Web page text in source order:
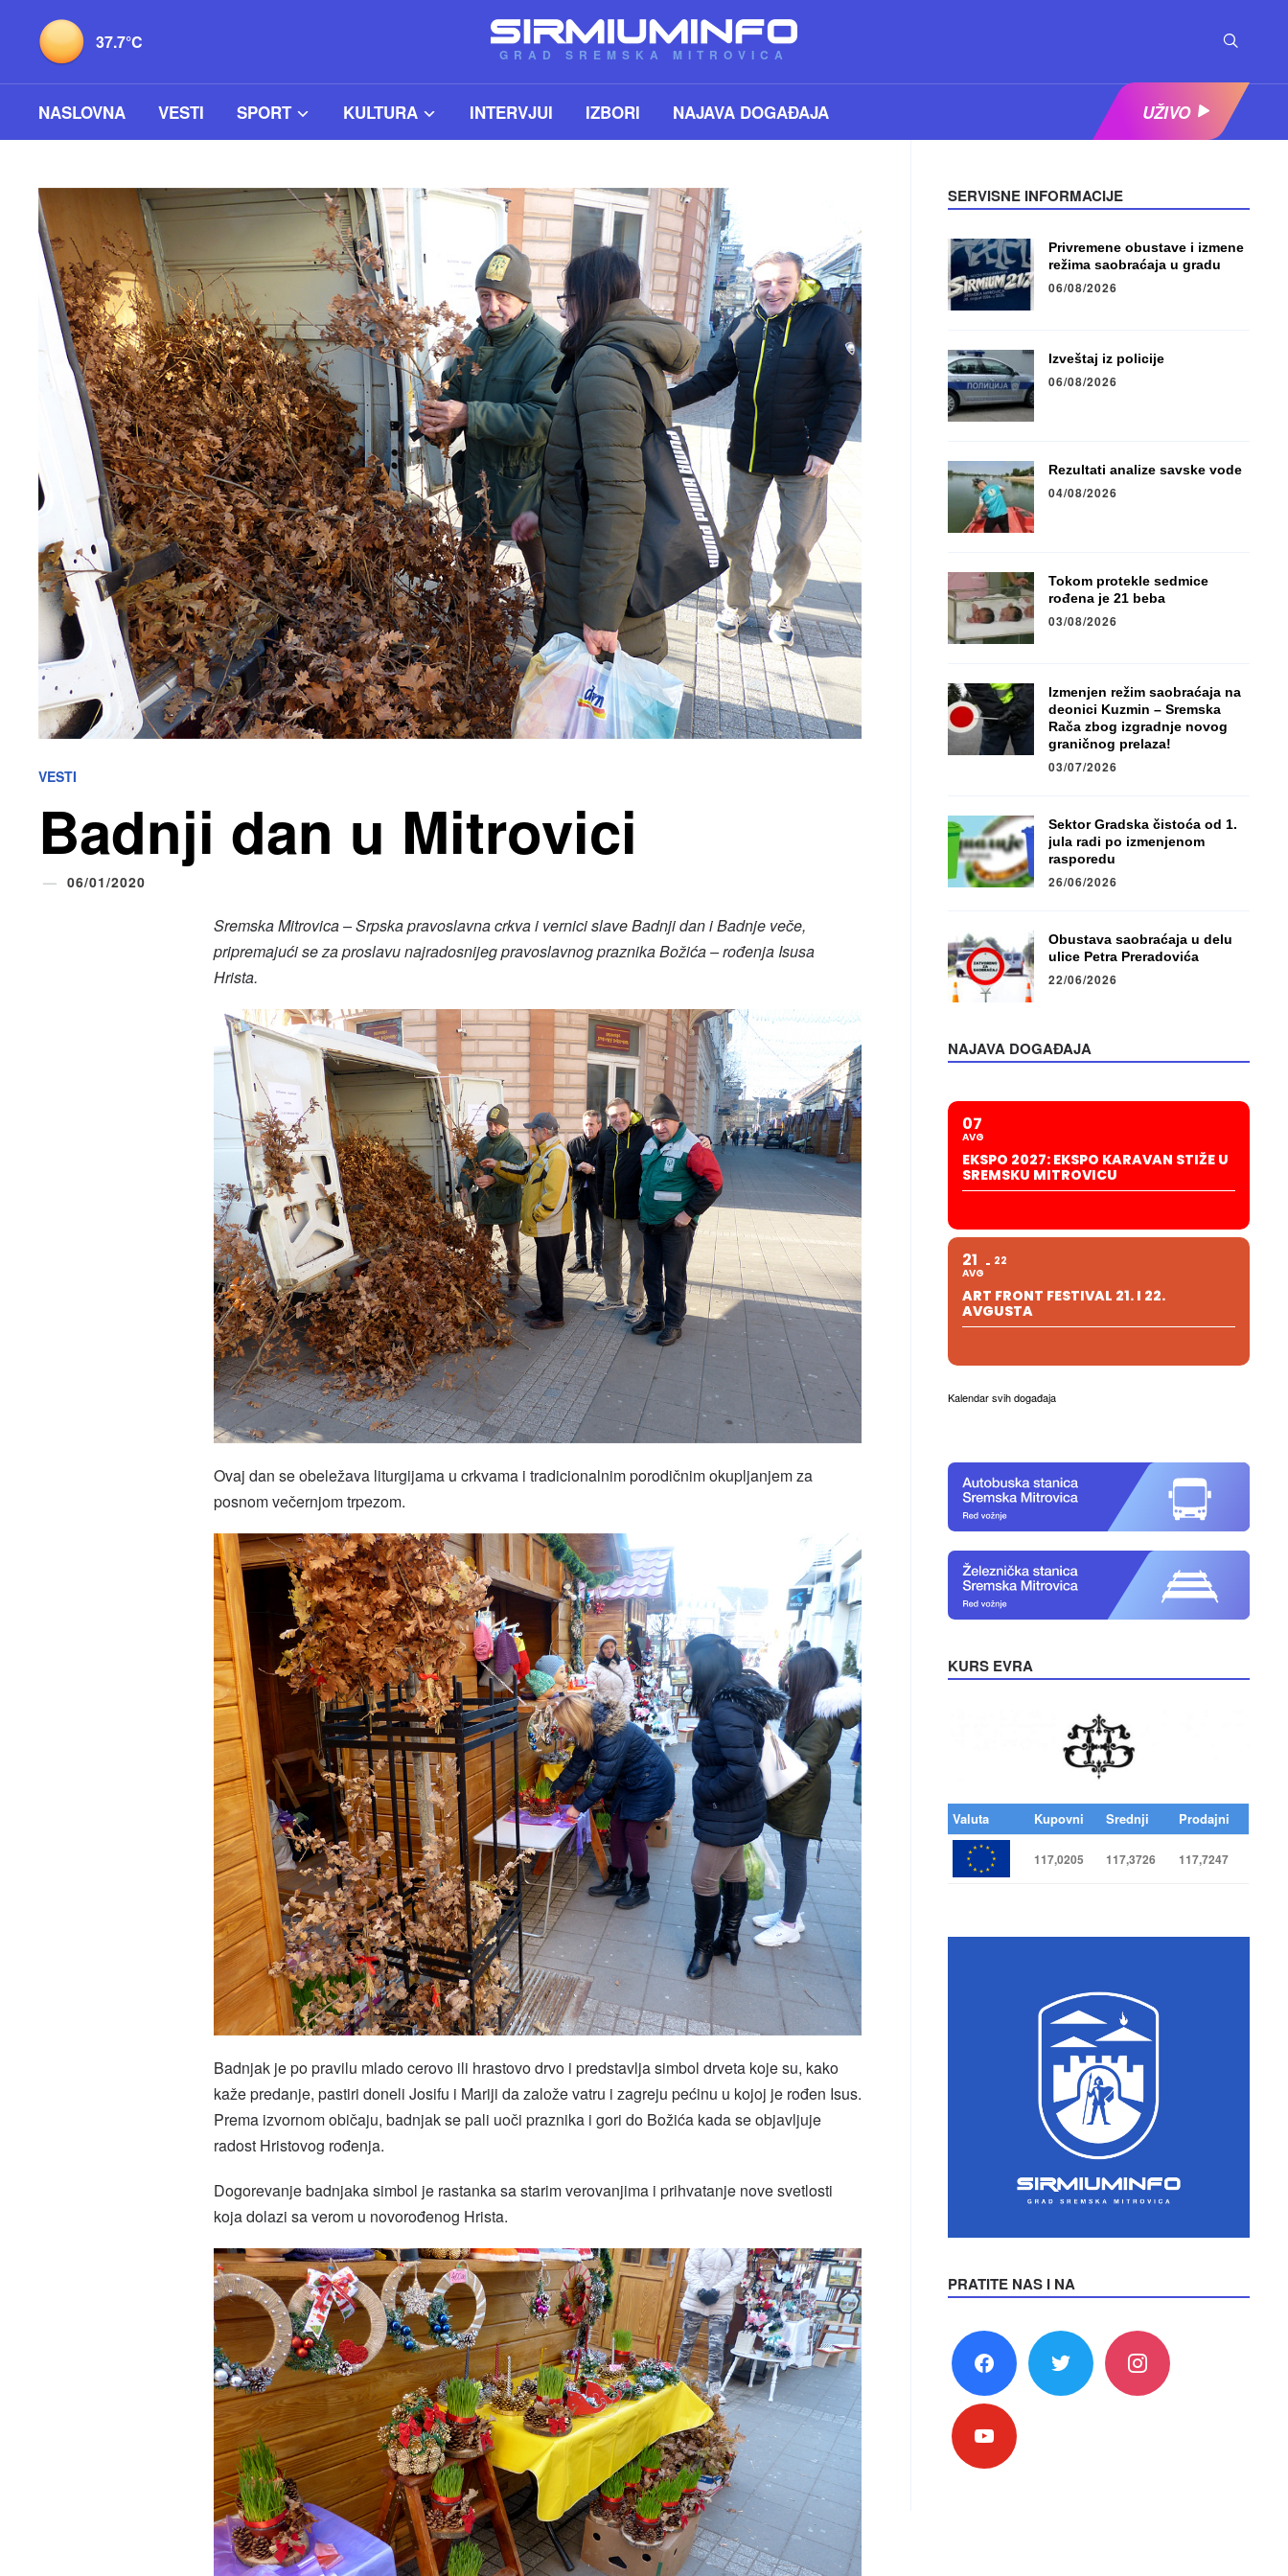
37.7°C
GRAD SREMSKA MITROVICA
NASLOVNA VESTI SPORT KULTURA INTERVJUI IZBORI NAJAVA DOGAĐAJA UŽIVO
VESTI
Badnji dan u Mitrovici
06/01/2020
Sremska Mitrovica – Srpska pravoslavna crkva i vernici slave Badnji dan i Badnje veče,
pripremajući se za proslavu najradosnijeg pravoslavnog praznika Božića – rođenja Isusa
Hrista.
Ovaj dan se obeležava liturgijama u crkvama i tradicionalnim porodičnim okupljanjem za
posnom večernjom trpezom.
Badnjak je po pravilu mlado cerovo ili hrastovo drvo i predstavlja simbol drveta koje su, kako
kaže predanje, pastiri doneli Josifu i Mariji da založe vatru i zagreju pećinu u kojoj je rođen Isus.
Prema izvornom običaju, badnjak se pali uoči praznika i gori do Božića kada se objavljuje
radost Hristovog rođenja.
Dogorevanje badnjaka simbol je rastanka sa starim verovanjima i prihvatanje nove svetlosti
koja dolazi sa verom u novorođenog Hrista.
SERVISNE INFORMACIJE
Privremene obustave i izmene
režima saobraćaja u gradu
06/08/2026
Izveštaj iz policije
06/08/2026
Rezultati analize savske vode
04/08/2026
Tokom protekle sedmice
rođena je 21 beba
03/08/2026
Izmenjen režim saobraćaja na
deonici Kuzmin – Sremska
Rača zbog izgradnje novog
graničnog prelaza!
03/07/2026
Sektor Gradska čistoća od 1.
jula radi po izmenjenom
rasporedu
26/06/2026
Obustava saobraćaja u delu
ulice Petra Preradovića
22/06/2026
NAJAVA DOGAĐAJA
07
AVG
EKSPO 2027: EKSPO KARAVAN STIŽE U
SREMSKU MITROVICU
21
AVG
22
ART FRONT FESTIVAL 21. I 22.
AVGUSTA
Kalendar svih događaja
KURS EVRA
Valuta Kupovni Srednji Prodajni
117,0205 117,3726 117,7247
PRATITE NAS I NA
facebook twitter instagram
youtube